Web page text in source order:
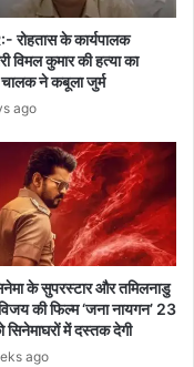
रोहतास के कार्यपालक
विमल कुमार की हत्या का
ने कबूला जुर्म
ago
के सुपरस्टार और तमिलनाडु
की फिल्म ‘जना नायगन’ 23
सिनेमाघरों में दस्तक देगी
ago